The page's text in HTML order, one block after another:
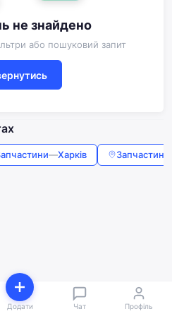
не знайдено
або пошуковий запит
—Харків Запчастини
Додати Чат Профіль